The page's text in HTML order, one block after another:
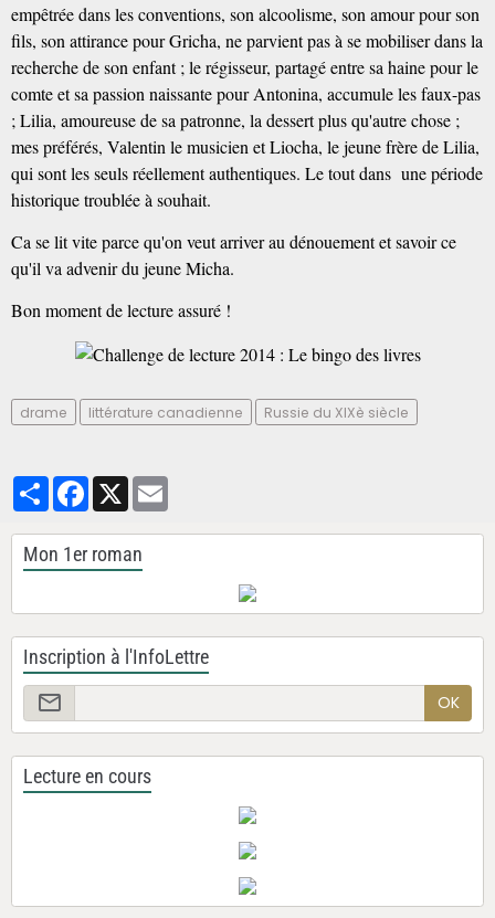
empêtrée dans les conventions, son alcoolisme, son amour pour son
fils, son attirance pour Gricha, ne parvient pas à se mobiliser dans la
recherche de son enfant ; le régisseur, partagé entre sa haine pour le
comte et sa passion naissante pour Antonina, accumule les faux-pas
; Lilia, amoureuse de sa patronne, la dessert plus qu'autre chose ;
mes préférés, Valentin le musicien et Liocha, le jeune frère de Lilia,
qui sont les seuls réellement authentiques. Le tout dans une période
historique troublée à souhait.
Ca se lit vite parce qu'on veut arriver au dénouement et savoir ce
qu'il va advenir du jeune Micha.
Bon moment de lecture assuré !
drame littérature canadienne Russie du XIXè siècle
PartagerFacebook
X
Mon 1er roman
Inscription à l'InfoLettre
OK
Lecture en cours